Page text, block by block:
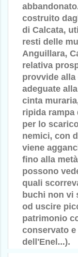
costruito
di Calcata,
resti delle
Anguillara,
relativa
provvide
adeguate
cinta
ripida rampa
per lo
nemici, con
viene
fino alla
possono
quali
buchi non vi
od uscire
patrimonio
conservato
dell'Enel...).